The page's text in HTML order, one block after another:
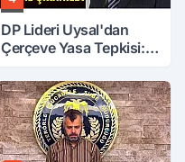
DP Lideri Uysal'dan
Çerçeve Yasa Tepkisi:
Üzerine Çıkarıldı